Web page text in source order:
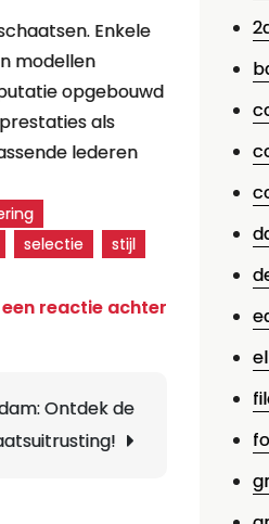
Enkele
modellen
opgebouwd
als
lederen
selectie stijl
reactie achterop
Schitteren
Lederen
Ontdek de